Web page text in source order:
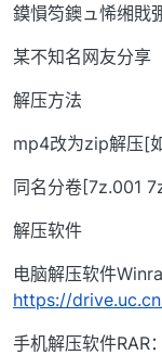
鏌愪笉鐭ュ悕缃戝
某不知名网友分享
解压方法
mp4改为zip解压[
同名分卷[7z.001
解压软件
电脑解压软件
https://
手机解压软件RAR：